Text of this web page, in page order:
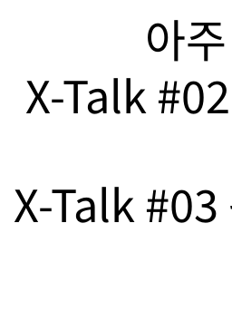
아
X-Talk
X-Talk #03